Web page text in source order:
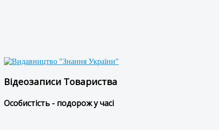
Відеозаписи Товариства
Особистість - подорож у часі